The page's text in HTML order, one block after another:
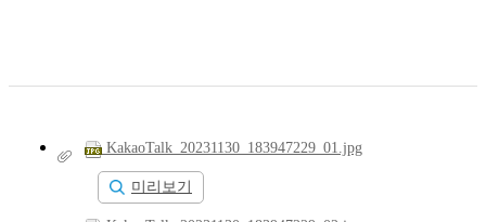
KakaoTalk_20231130_183947229_01.jpg
미리보기